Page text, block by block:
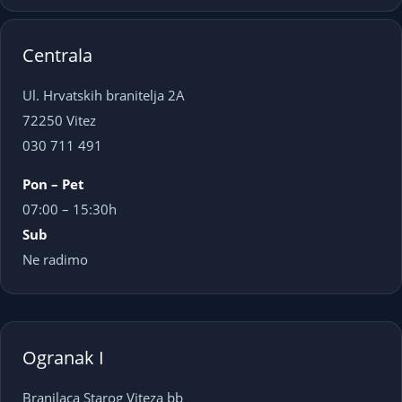
Centrala
Ul. Hrvatskih branitelja 2A
72250 Vitez
030 711 491
Pon – Pet
07:00 – 15:30h
Sub
Ne radimo
Ogranak I
Branilaca Starog Viteza bb